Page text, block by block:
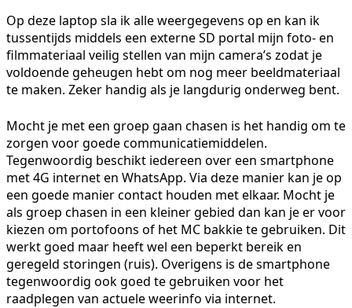
Op deze laptop sla ik alle weergegevens op en kan ik
tussentijds middels een externe SD portal mijn foto- en
filmmateriaal veilig stellen van mijn camera’s zodat je
voldoende geheugen hebt om nog meer beeldmateriaal
te maken. Zeker handig als je langdurig onderweg bent.
Mocht je met een groep gaan chasen is het handig om te
zorgen voor goede communicatiemiddelen.
Tegenwoordig beschikt iedereen over een smartphone
met 4G internet en WhatsApp. Via deze manier kan je op
een goede manier contact houden met elkaar. Mocht je
als groep chasen in een kleiner gebied dan kan je er voor
kiezen om portofoons of het MC bakkie te gebruiken. Dit
werkt goed maar heeft wel een beperkt bereik en
geregeld storingen (ruis). Overigens is de smartphone
tegenwoordig ook goed te gebruiken voor het
raadplegen van actuele weerinfo via internet.